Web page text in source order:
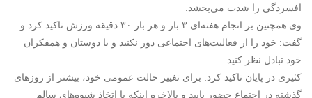
افسردگی را شدت می‌بخشد.
وی همچنین بر انجام هفته‌ای ۳ بار و هر بار ۳۰ دقیقه ورزش تاکید کرد و
گفت: خود را از فعالیت‌های اجتماعی دور نکنید و با دوستان و همفکران
خود تبادل ‌نظر کنید.
کثیری در پایان تاکید کرد: برای تغییر حالت عمومی‌ خود، بیشتر از روزهای
گذشته در اجتماع حضور یابید و بالاخره اینکه با اتخاذ شیوه‌های سالم